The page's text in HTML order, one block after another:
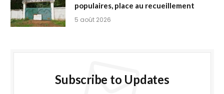
populaires, place au recueillement
5 août 2026
Subscribe to Updates